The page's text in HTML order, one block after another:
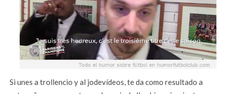
Si unes a trollencio y al jodevídeos, te da como resultado a